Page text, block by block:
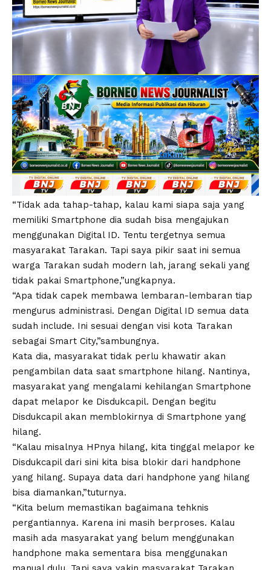
“Tidak ada tahap-tahap, kalau kami siapa saja yang
memiliki Smartphone dia sudah bisa mengajukan
menggunakan Digital ID. Tentu tergetnya semua
masyarakat Tarakan. Tapi saya pikir saat ini semua
warga Tarakan sudah modern lah, jarang sekali yang
tidak pakai Smartphone,”ungkapnya.
“Apa tidak capek membawa lembaran-lembaran tiap
mengurus administrasi. Dengan Digital ID semua data
sudah include. Ini sesuai dengan visi kota Tarakan
sebagai Smart City,”sambungnya.
Kata dia, masyarakat tidak perlu khawatir akan
pengambilan data saat smartphone hilang. Nantinya,
masyarakat yang mengalami kehilangan Smartphone
dapat melapor ke Disdukcapil. Dengan begitu
Disdukcapil akan memblokirnya di Smartphone yang
hilang.
“Kalau misalnya HPnya hilang, kita tinggal melapor ke
Disdukcapil dari sini kita bisa blokir dari handphone
yang hilang. Supaya data dari handphone yang hilang
bisa diamankan,”tuturnya.
“Kita belum memastikan bagaimana tehknis
pergantiannya. Karena ini masih berproses. Kalau
masih ada masyarakat yang belum menggunakan
handphone maka sementara bisa menggunakan